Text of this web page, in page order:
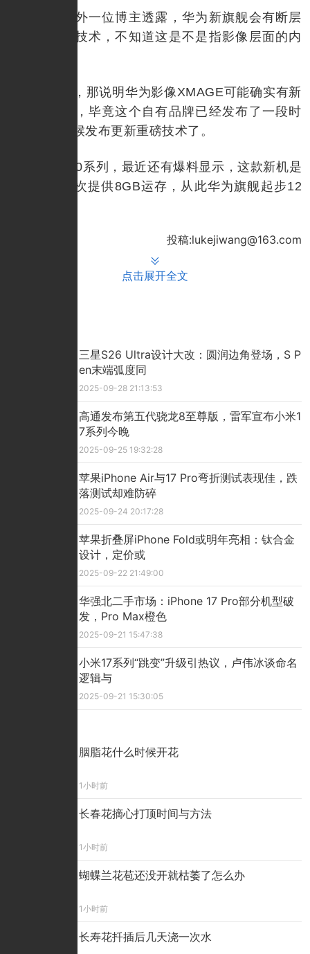
之前另外一位博主透露，华为新旗舰会有断层
式的碾压级技术，不知道这是不是指影像层面的内
如果是，那说明华为影像XMAGE可能确实有新
东西要发布，毕竟这个自有品牌已经发布了一段时
间，也是时候发布更新重磅技术了。
关于P60系列，最近还有爆料显示，这款新机是
华为最后一次提供8GB运存，从此华为旗舰起步12
投稿:lukejiwang@163.com
点击展开全文
三星S26 Ultra设计大改：圆润边角登场，S P
en末端弧度同
2025-09-28 21:13:53
高通发布第五代骁龙8至尊版，雷军宣布小米1
7系列今晚
2025-09-25 19:32:28
苹果iPhone Air与17 Pro弯折测试表现佳，跌
落测试却难防碎
2025-09-24 20:17:28
苹果折叠屏iPhone Fold或明年亮相：钛合金
设计，定价或
2025-09-22 21:49:00
华强北二手市场：iPhone 17 Pro部分机型破
发，Pro Max橙色
2025-09-21 15:47:38
小米17系列“跳变”升级引热议，卢伟冰谈命名
逻辑与
2025-09-21 15:30:05
胭脂花什么时候开花
1小时前
长春花摘心打顶时间与方法
1小时前
蝴蝶兰花苞还没开就枯萎了怎么办
1小时前
长寿花扦插后几天浇一次水